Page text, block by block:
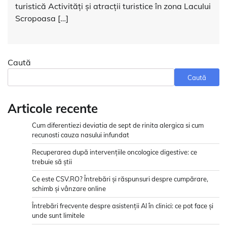
turistică Activități și atracții turistice în zona Lacului
Scropoasa […]
Caută
Caută
Articole recente
Cum diferentiezi deviatia de sept de rinita alergica si cum
recunosti cauza nasului infundat
Recuperarea după intervențiile oncologice digestive: ce
trebuie să știi
Ce este CSV.RO? Întrebări și răspunsuri despre cumpărare,
schimb și vânzare online
Întrebări frecvente despre asistenții AI în clinici: ce pot face și
unde sunt limitele